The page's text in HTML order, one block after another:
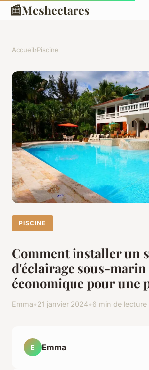
📰Meshectares
Accueil›Piscine
PISCINE
Comment installer un
d'éclairage sous-marin
économique pour une
Emma•21 janvier 2024•6 min de lecture
E Emma